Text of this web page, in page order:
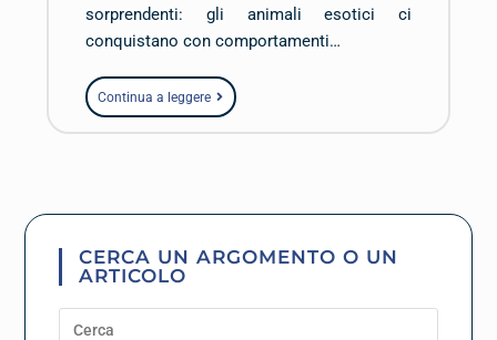
sorprendenti: gli animali esotici ci
conquistano con comportamenti…
Continua a leggere
CERCA UN ARGOMENTO O UN
ARTICOLO